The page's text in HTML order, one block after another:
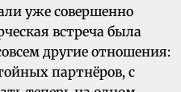
уже совершенно
встреча была
другие отношения:
партнёров, с